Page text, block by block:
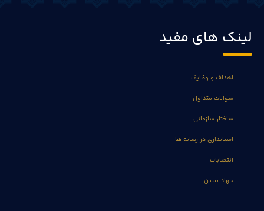
لینک های مفید
اهداف و وظایف
سوالات متداول
ساختار سازمانی
استانداری در رسانه ها
انتصابات
جهاد تبیین